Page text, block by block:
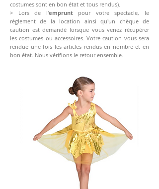
costumes sont en bon état et tous rendus).
> Lors de l'empruntpour votre spectacle, le
règlement de la location ainsi qu'un chèque de
caution est demandé lorsque vous venez récupérer
les costumes ou accessoires. Votre caution vous sera
rendue une fois les articles rendus en nombre et en
bon état. Nous vérifions le retour ensemble.